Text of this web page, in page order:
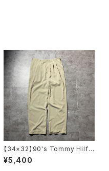
【34×32】90's Tommy Hilfi
ger トミーヒルフィガー ジッパ
ーフライ 2タック ベージュ
¥5,400